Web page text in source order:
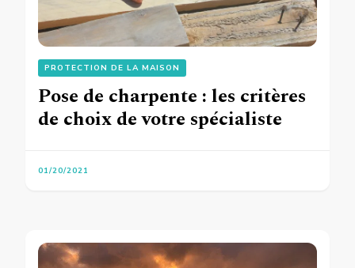
PROTECTION DE LA MAISON
Pose de charpente : les critères
de choix de votre spécialiste
01/20/2021